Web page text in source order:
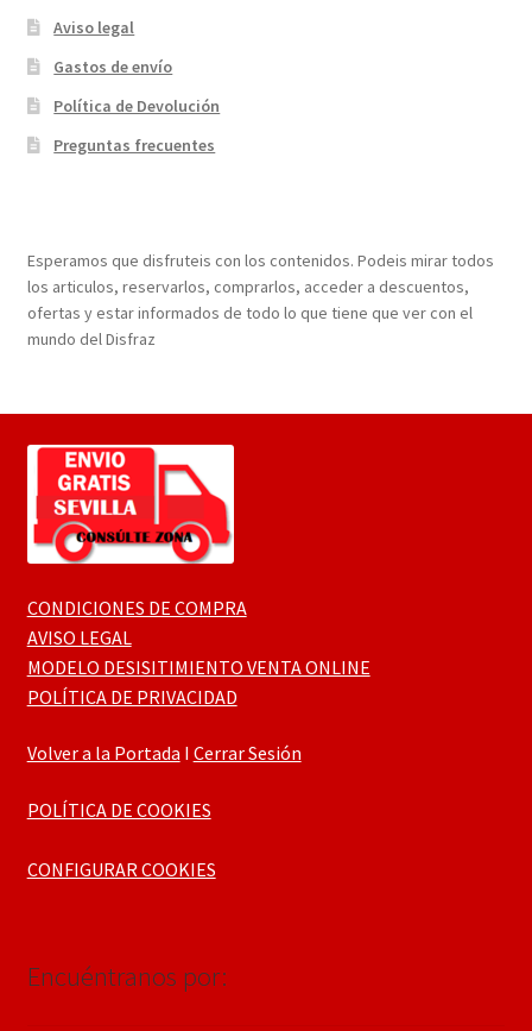
Aviso legal
Gastos de envío
Política de Devolución
Preguntas frecuentes
Esperamos que disfruteis con los contenidos. Podeis mirar todos
los articulos, reservarlos, comprarlos, acceder a descuentos,
ofertas y estar informados de todo lo que tiene que ver con el
mundo del Disfraz
CONDICIONES DE COMPRA
AVISO LEGAL
MODELO DESISITIMIENTO VENTA ONLINE
POLÍTICA DE PRIVACIDAD
Volver a la Portada I Cerrar Sesión
POLÍTICA DE COOKIES
CONFIGURAR COOKIES
Encuéntranos por: